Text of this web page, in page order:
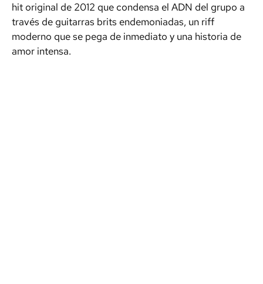
hit original de 2012 que condensa el ADN del grupo a
través de guitarras brits endemoniadas, un riff
moderno que se pega de inmediato y una historia de
amor intensa.